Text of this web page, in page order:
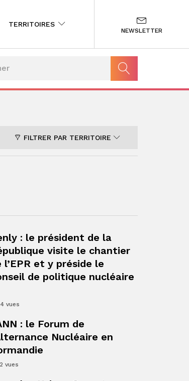
TERRITOIRES
NEWSLETTER
FILTRER PAR TERRITOIRE
: le président de la
visite le chantier
l’EPR et y préside le
de politique nucléaire
vues
: le Forum de
Nucléaire en
vues